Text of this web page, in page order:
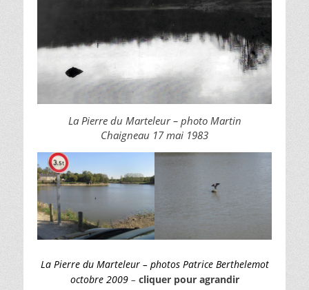
La Pierre du Marteleur – photo Martin
Chaigneau 17 mai 1983
La Pierre du Marteleur – photos Patrice Berthelemot
octobre 2009– cliquer pour agrandir